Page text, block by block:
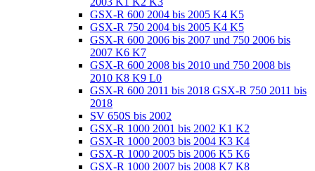
GSX-R 600 2004 bis 2005 K4 K5
GSX-R 750 2004 bis 2005 K4 K5
GSX-R 600 2006 bis 2007 und 750 2006 bis
2007 K6 K7
GSX-R 600 2008 bis 2010 und 750 2008 bis
2010 K8 K9 L0
GSX-R 600 2011 bis 2018 GSX-R 750 2011 bis
2018
SV 650S bis 2002
GSX-R 1000 2001 bis 2002 K1 K2
GSX-R 1000 2003 bis 2004 K3 K4
GSX-R 1000 2005 bis 2006 K5 K6
GSX-R 1000 2007 bis 2008 K7 K8